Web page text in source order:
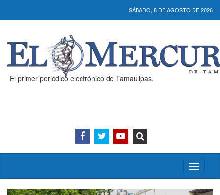
SÁBADO, 8 DE AGOSTO DE 2026
El primer periódico electrónico de Tamaulipas.
Activar/
menú